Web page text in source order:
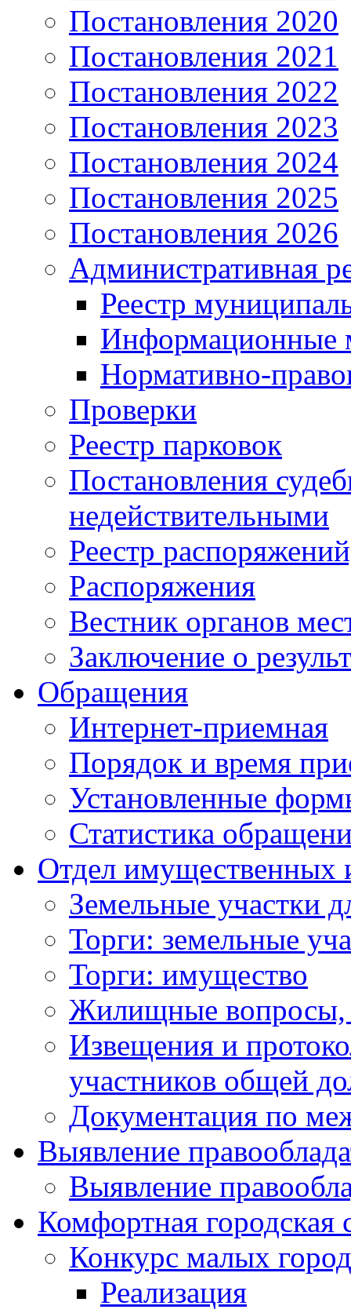
Постановления 2020
Постановления 2021
Постановления 2022
Постановления 2023
Постановления 2024
Постановления 2025
Постановления 2026
Административная
Реестр
Информационные
Нормативно-
Проверки
Реестр парковок
Постановления
недействительными
Реестр
Распоряжения
Вестник органов
Заключение о
Обращения
Интернет-приемная
Порядок и время
Установленные
Статистика
Отдел имущественных
Земельные участки
Торги: земельные
Торги: имущество
Жилищные вопросы,
Извещения и
участников общей
Документация по
Выявление
Выявление
Комфортная городская
Конкурс малых
Реализация